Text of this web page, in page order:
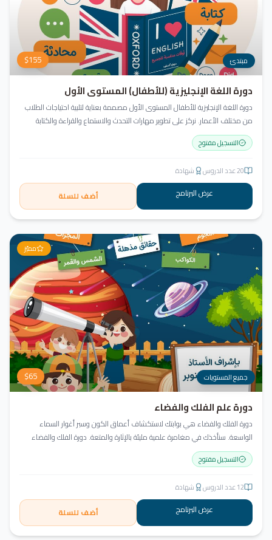
مبتدئ $155
دورة اللغة الإنجليزية (للأطفال) المستوى الأول
دورة اللغة الإنجليزية للأطفال المستوى الأول مصممة بعناية لتلبية احتياجات الطلاب
من مختلف الأعمار. نركز على تطوير مهارات التحدث والاستماع والقراءة والكتابة
بأسلوب منهجي يعتمد على أنشطة تفاعلية وأسلوب تعليمي ممتع وفعّال.
التسجيل مفتوح
20عدد الدروس شهادة
عرض البرنامج أضف للسلة
مميّز
جميع المستويات $65
دورة علم الفلك والفضاء
دورة الفلك والفضاء هي بوابتك لاستكشاف أعماق الكون وسبر أغوار السماء
الواسعة. سنأخذك في مغامرة علمية مليئة بالإثارة والمتعة. دورة الفلك والفضاء
ليست مجرد تعليم، بل هي تجربة تنير عقلك وتثري خيالك، لتمنحك رؤية جديدة للكون
وتفتح لك آفاقاً لا حدود لها.
التسجيل مفتوح
12عدد الدروس شهادة
عرض البرنامج أضف للسلة